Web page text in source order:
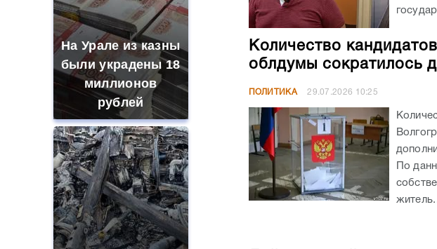
На Урале из казны
были украдены 18
миллионов
рублей
Количество
облдумы сократилось
ПОЛИТИКА 29.07.2026 10:25
По